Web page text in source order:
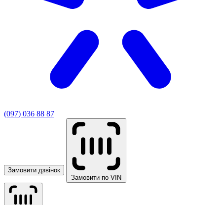
(097) 036 88 87
Замовити дзвінок
Замовити по VIN